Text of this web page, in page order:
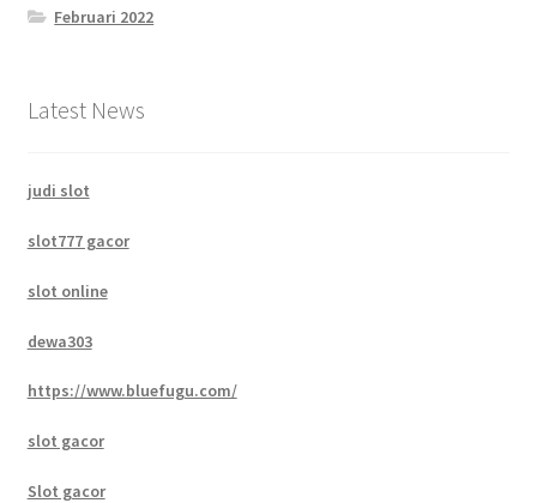
Februari 2022
Latest News
judi slot
slot777 gacor
slot online
dewa303
https://www.bluefugu.com/
slot gacor
Slot gacor